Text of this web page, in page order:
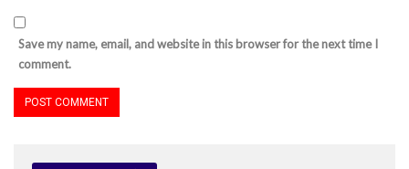
Save my name, email, and website in this browser for the next time I
comment.